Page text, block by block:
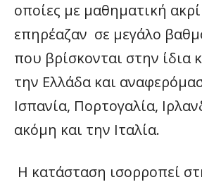
οποίες με μαθηματική
επηρέαζαν σε μεγάλο
που βρίσκονται στην ίδια
την Ελλάδα και
Ισπανία, Πορτογαλία,
ακόμη και την Ιταλία.
Η κατάσταση ισορροπεί